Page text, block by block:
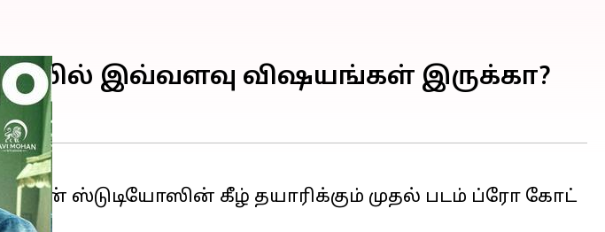
இவ்வளவு விஷயங்கள் இருக்கா?
ஸ்டுடியோஸின் கீழ் தயாரிக்கும் முதல் படம் ப்ரோ கோட்